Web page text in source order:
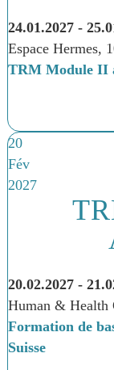
24.01.2027-
Espace Hermes,
TRM Module II
20
Fév
2027
20.02.2027-
Human & Health
Formation de
Suisse